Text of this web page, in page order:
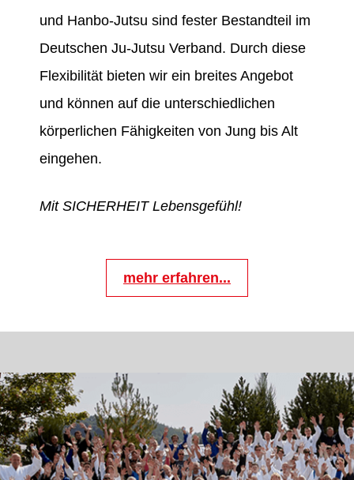
und Hanbo-Jutsu sind fester Bestandteil im
Deutschen Ju-Jutsu Verband. Durch diese
Flexibilität bieten wir ein breites Angebot
und können auf die unterschiedlichen
körperlichen Fähigkeiten von Jung bis Alt
eingehen.
Mit SICHERHEIT Lebensgefühl!
mehr erfahren...